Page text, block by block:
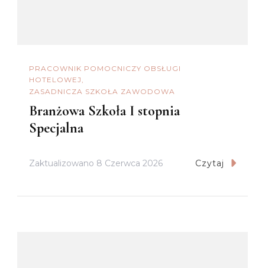
PRACOWNIK POMOCNICZY OBSŁUGI
HOTELOWEJ
ZASADNICZA SZKOŁA ZAWODOWA
Branżowa Szkoła I stopnia
Specjalna
Zaktualizowano 8 Czerwca 2026 Czytaj